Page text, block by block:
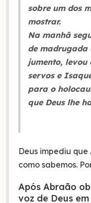
sobre um dos
mostrar.
Na manhã
de madrugada
jumento, levou
servos e
para o
que Deus lhe
Deus impediu
como sabemos.
Após Abraão
voz de Deus